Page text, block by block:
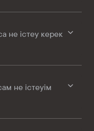
не істеу керек
не істеуім